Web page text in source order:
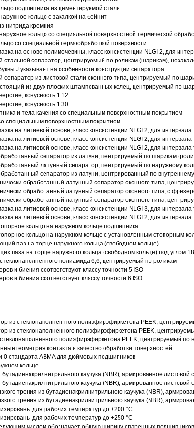
подшипника из цементируемой стали
кольцо с закалкой на бейнит
нитрида кремния
кольцо со специальной поверхностной термической
со специальной термообработкой поверхности
на основе полимочевины, класс консистенции NLGI 2, для
стальной сепаратор, центрируемый по роликам (шарикам),
J указывает на особенности конструкции сепаратора
сепаратор из листовой стали оконного типа, центрируемый по
из двух плоских штампованных колец, центрируемый по
конусность 1:12
конусность 1:30
и тела качения со специальным поверхностным покрытием
специальным поверхностным покрытием
на литиевой основе, класс консистенции NLGI 2, для
на литиевой основе, класс консистенции NLGI 2, для
на литиевой основе, класс консистенции NLGI 2, для
сепаратор из латуни, центрируемый по шарикам
латунный сепаратор, центрируемый по наружному
сепаратор из латуни, центрированный по внутреннему
обработанный латунный сепаратор оконного типа,
обработанный латунный сепаратор оконного типа, с
обработанный латунный сепаратор оконного типа,
на литиевой основе, класс консистенции NLGI 3, для
на литиевой основе, класс консистенции NLGI 2, для
кольцо на наружном кольце подшипника
кольцо на наружном кольце с установленным стопорным
паз на торце наружного кольца (свободном кольце)
паза на торце наружного кольца (свободном кольце) под углом
полиамида 6,6, центрируемый по роликам
и биения соответствуют классу точности 5 ISO
и биения соответствует классу точности 6 ISO
из стеклонаполнен-ного полиэфирэфиркетона PEEK,
из стеклонаполненного полиэфирэфиркетона PEEK,
полиэфирэфиркетона PEEK, центрируемый
геометрия контакта и качество обработки поверхностей
0 стандарта ABMA для дюймовых подшипников
кольце
бутадиенакрилнитрильного каучука (NBR), армированное
бутадиенакрилнитрильного каучука (NBR), армированное
трения из бутадиенакрилнитрильного каучука (NBR),
трения из бутадиенакрилнитрильного каучука (NBR),
для рабочих температур до +200 °C
для рабочих температур до +250 °C
числом обозначает общую ширину спаренных